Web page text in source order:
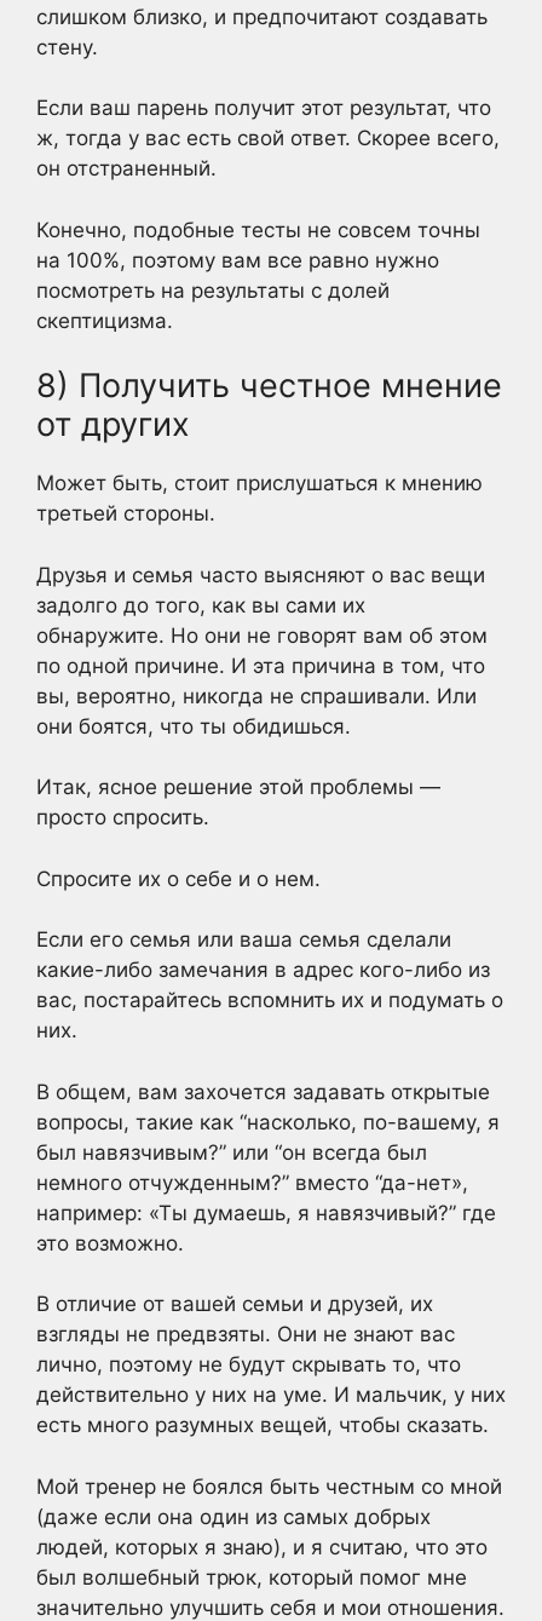
слишком близко, и предпочитают создавать
стену.
Если ваш парень получит этот результат, что
ж, тогда у вас есть свой ответ. Скорее всего,
он отстраненный.
Конечно, подобные тесты не совсем точны
на 100%, поэтому вам все равно нужно
посмотреть на результаты с долей
скептицизма.
8) Получить честное мнение
от других
Может быть, стоит прислушаться к мнению
третьей стороны.
Друзья и семья часто выясняют о вас вещи
задолго до того, как вы сами их
обнаружите. Но они не говорят вам об этом
по одной причине. И эта причина в том, что
вы, вероятно, никогда не спрашивали. Или
они боятся, что ты обидишься.
Итак, ясное решение этой проблемы —
просто спросить.
Спросите их о себе и о нем.
Если его семья или ваша семья сделали
какие-либо замечания в адрес кого-либо из
вас, постарайтесь вспомнить их и подумать о
них.
В общем, вам захочется задавать открытые
вопросы, такие как “насколько, по-вашему, я
был навязчивым?” или “он всегда был
немного отчужденным?” вместо “да-нет»,
например: «Ты думаешь, я навязчивый?” где
это возможно.
В отличие от вашей семьи и друзей, их
взгляды не предвзяты. Они не знают вас
лично, поэтому не будут скрывать то, что
действительно у них на уме. И мальчик, у них
есть много разумных вещей, чтобы сказать.
Мой тренер не боялся быть честным со мной
(даже если она один из самых добрых
людей, которых я знаю), и я считаю, что это
был волшебный трюк, который помог мне
значительно улучшить себя и мои отношения.